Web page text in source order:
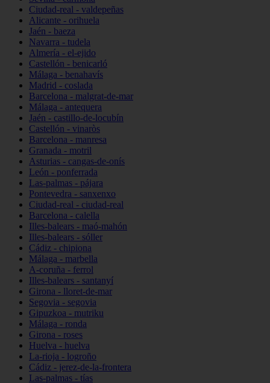
Ciudad-real - valdepeñas
Alicante - orihuela
Jaén - baeza
Navarra - tudela
Almería - el-ejido
Castellón - benicarló
Málaga - benahavís
Madrid - coslada
Barcelona - malgrat-de-mar
Málaga - antequera
Jaén - castillo-de-locubín
Castellón - vinaròs
Barcelona - manresa
Granada - motril
Asturias - cangas-de-onís
León - ponferrada
Las-palmas - pájara
Pontevedra - sanxenxo
Ciudad-real - ciudad-real
Barcelona - calella
Illes-balears - maó-mahón
Illes-balears - sóller
Cádiz - chipiona
Málaga - marbella
A-coruña - ferrol
Illes-balears - santanyí
Girona - lloret-de-mar
Segovia - segovia
Gipuzkoa - mutriku
Málaga - ronda
Girona - roses
Huelva - huelva
La-rioja - logroño
Cádiz - jerez-de-la-frontera
Las-palmas - tías